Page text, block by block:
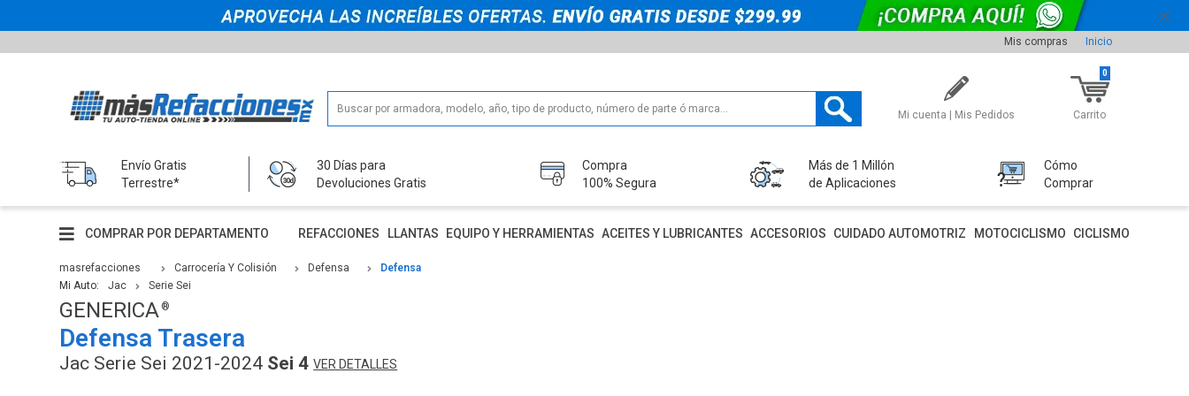
Mis compras Inicio
Mi cuenta | Mis Pedidos Carrito
0
Envío Gratis
Terrestre*
30 Días para
Devoluciones Gratis
Compra
100% Segura
Más de 1 Millón
de Aplicaciones
Cómo
Comprar
COMPRAR POR DEPARTAMENTO REFACCIONES LLANTAS EQUIPO Y HERRAMIENTAS ACEITES Y LUBRICANTES ACCESORIOS CUIDADO AUTOMOTRIZ MOTOCICLISMO CICLISMO
masrefacciones Carrocería Y Colisión Defensa
Defensa
Mi Auto:
Jac Serie Sei
GENERICA
Defensa Trasera
Jac Serie Sei 2021-2024 Sei 4 VER DETALLES